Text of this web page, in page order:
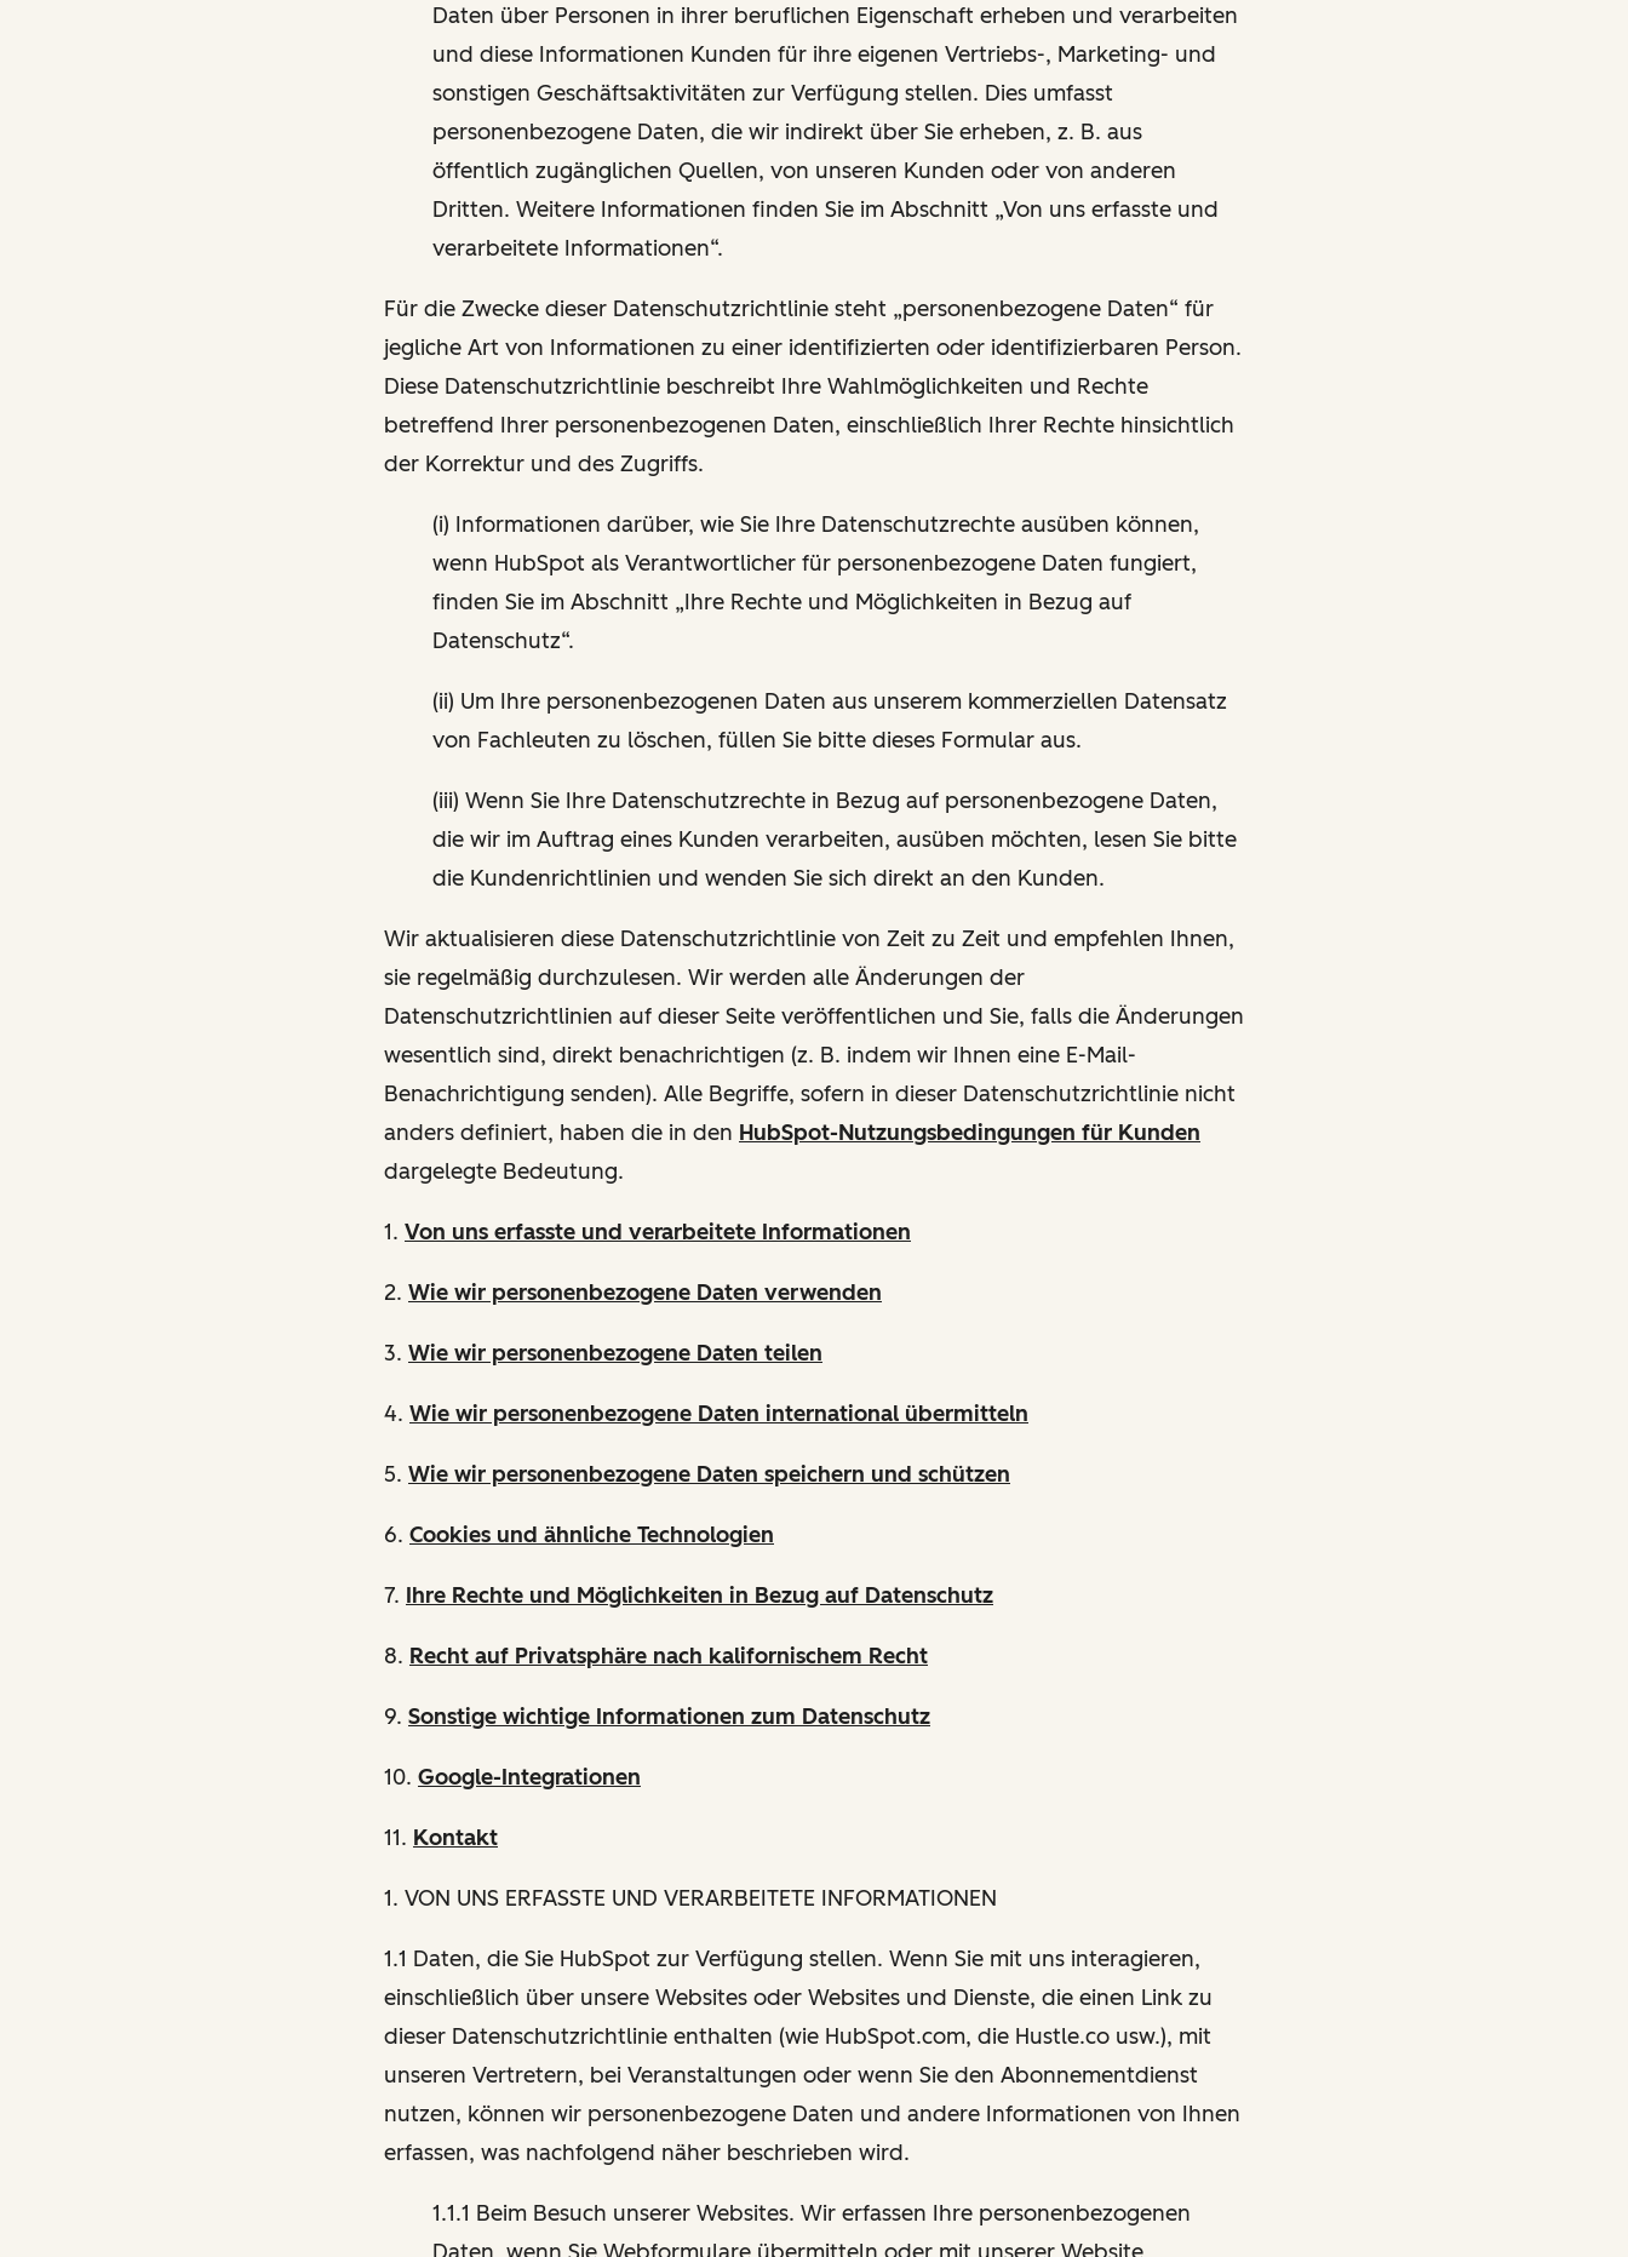
Daten über Personen in ihrer beruflichen Eigenschaft erheben und verarbeiten
und diese Informationen Kunden für ihre eigenen Vertriebs-, Marketing- und
sonstigen Geschäftsaktivitäten zur Verfügung stellen. Dies umfasst
personenbezogene Daten, die wir indirekt über Sie erheben, z. B. aus
öffentlich zugänglichen Quellen, von unseren Kunden oder von anderen
Dritten. Weitere Informationen finden Sie im Abschnitt „Von uns erfasste und
verarbeitete Informationen“.
Für die Zwecke dieser Datenschutzrichtlinie steht „personenbezogene Daten“ für
jegliche Art von Informationen zu einer identifizierten oder identifizierbaren Person.
Diese Datenschutzrichtlinie beschreibt Ihre Wahlmöglichkeiten und Rechte
betreffend Ihrer personenbezogenen Daten, einschließlich Ihrer Rechte hinsichtlich
der Korrektur und des Zugriffs.
(i) Informationen darüber, wie Sie Ihre Datenschutzrechte ausüben können,
wenn HubSpot als Verantwortlicher für personenbezogene Daten fungiert,
finden Sie im Abschnitt „Ihre Rechte und Möglichkeiten in Bezug auf
Datenschutz“.
(ii) Um Ihre personenbezogenen Daten aus unserem kommerziellen Datensatz
von Fachleuten zu löschen, füllen Sie bitte dieses Formular aus.
(iii) Wenn Sie Ihre Datenschutzrechte in Bezug auf personenbezogene Daten,
die wir im Auftrag eines Kunden verarbeiten, ausüben möchten, lesen Sie bitte
die Kundenrichtlinien und wenden Sie sich direkt an den Kunden.
Wir aktualisieren diese Datenschutzrichtlinie von Zeit zu Zeit und empfehlen Ihnen,
sie regelmäßig durchzulesen. Wir werden alle Änderungen der
Datenschutzrichtlinien auf dieser Seite veröffentlichen und Sie, falls die Änderungen
wesentlich sind, direkt benachrichtigen (z. B. indem wir Ihnen eine E-Mail-
Benachrichtigung senden). Alle Begriffe, sofern in dieser Datenschutzrichtlinie nicht
anders definiert, haben die in den HubSpot-Nutzungsbedingungen für Kunden
dargelegte Bedeutung.
1. Von uns erfasste und verarbeitete Informationen
2. Wie wir personenbezogene Daten verwenden
3. Wie wir personenbezogene Daten teilen
4. Wie wir personenbezogene Daten international übermitteln
5. Wie wir personenbezogene Daten speichern und schützen
6. Cookies und ähnliche Technologien
7. Ihre Rechte und Möglichkeiten in Bezug auf Datenschutz
8. Recht auf Privatsphäre nach kalifornischem Recht
9. Sonstige wichtige Informationen zum Datenschutz
10. Google-Integrationen
11. Kontakt
1. VON UNS ERFASSTE UND VERARBEITETE INFORMATIONEN
1.1 Daten, die Sie HubSpot zur Verfügung stellen. Wenn Sie mit uns interagieren,
einschließlich über unsere Websites oder Websites und Dienste, die einen Link zu
dieser Datenschutzrichtlinie enthalten (wie HubSpot.com, die Hustle.co usw.), mit
unseren Vertretern, bei Veranstaltungen oder wenn Sie den Abonnementdienst
nutzen, können wir personenbezogene Daten und andere Informationen von Ihnen
erfassen, was nachfolgend näher beschrieben wird.
1.1.1 Beim Besuch unserer Websites. Wir erfassen Ihre personenbezogenen